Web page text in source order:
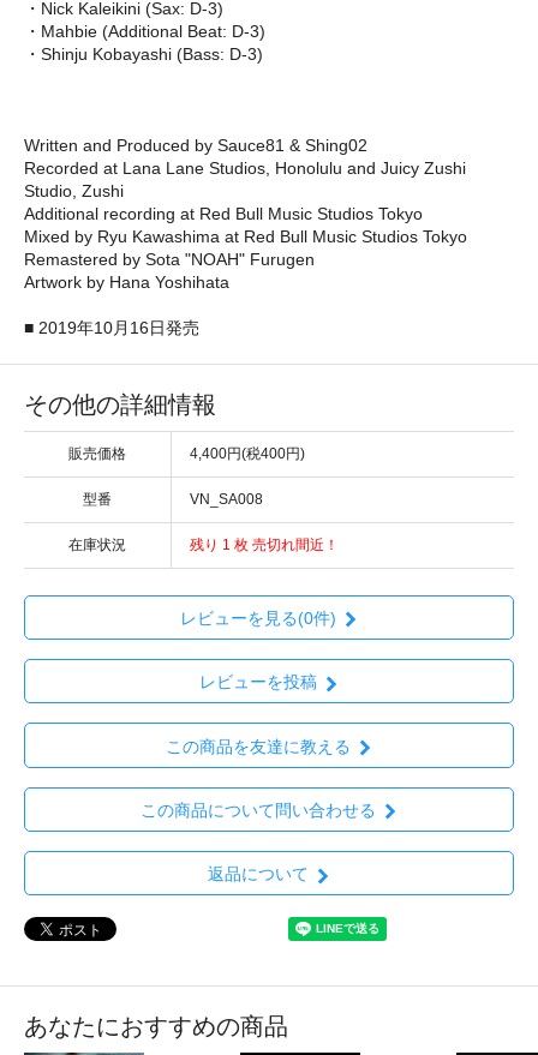
・Nick Kaleikini (Sax: D-3)
・Mahbie (Additional Beat: D-3)
・Shinju Kobayashi (Bass: D-3)
Written and Produced by Sauce81 & Shing02
Recorded at Lana Lane Studios, Honolulu and Juicy Zushi
Studio, Zushi
Additional recording at Red Bull Music Studios Tokyo
Mixed by Ryu Kawashima at Red Bull Music Studios Tokyo
Remastered by Sota "NOAH" Furugen
Artwork by Hana Yoshihata
■ 2019年10月16日発売
その他の詳細情報
販売価格 4,400円(税400円)
型番 VN_SA008
在庫状況 残り 1 枚 売切れ間近！
レビューを見る(0件)
レビューを投稿
この商品を友達に教える
この商品について問い合わせる
返品について
あなたにおすすめの商品